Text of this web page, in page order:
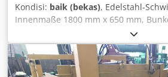
Kondisi: baik (bekas), Edelstahl-
Innenmaße 1800 mm x 650 mm,
Auslaufhöhe 850 mm, 3Ph Dedpfx